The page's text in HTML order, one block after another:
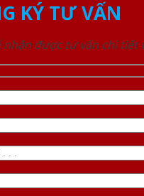
KÝ TƯ VẤN
được tư vấn chi tiết